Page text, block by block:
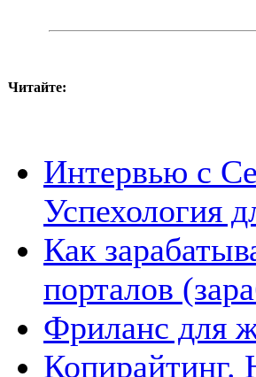
Читайте:
Интервью с
Успехология
Как
порталов
Фриланс для
Копирайтинг.